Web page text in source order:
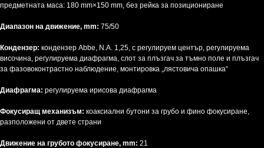
предметната маса: 180 mm×150 mm, без рейка за позициониране
Диапазон на движение, mm: 75/50
Кондензер: кондензер Abbe, N.A. 1,25, с регулируем център, регулируема
височина, регулируема диафрагма, слот за плъзгач за тъмно поле и плъзгач
за фазовоконтрастно наблюдение, монтировка „лястовича опашка“
Диафрагма: регулируема ирисова диафрагма
Фокусиращ механизъм: коаксиални бутони за грубо и фино фокусиране,
разположени от двете страни
Движение на грубото фокусиране, mm: 21